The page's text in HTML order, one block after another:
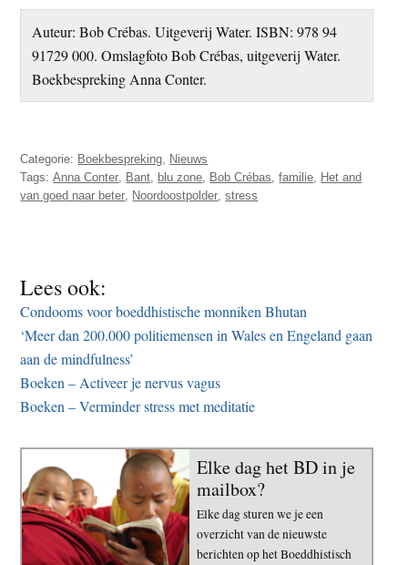
Auteur: Bob Crébas. Uitgeverij Water. ISBN: 978 94
91729 000. Omslagfoto Bob Crébas, uitgeverij Water.
Boekbespreking Anna Conter.
Categorie: Boekbespreking, Nieuws
Tags:Anna Conter, Bant, blu zone, Bob Crébas,familie, Het and
van goed naar beter, Noordoostpolder,stress
Lees ook:
Condooms voor boeddhistische monniken Bhutan
‘Meer dan 200.000 politiemensen in Wales en Engeland gaan
aan de mindfulness’
Boeken – Activeer je nervus vagus
Boeken – Verminder stress met meditatie
Elke dag het BD in je
mailbox?
Elke dag sturen we je een
overzicht van de nieuwste
berichten op het Boeddhistisch